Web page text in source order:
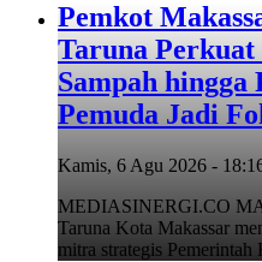
Pemkot
Taruna Perkuat
Sampah hingga
Pemuda Jadi
Kamis, 6 Agu 2026 -
MEDIASINERGI.CO
Taruna Kota Makassar
mitra strategis